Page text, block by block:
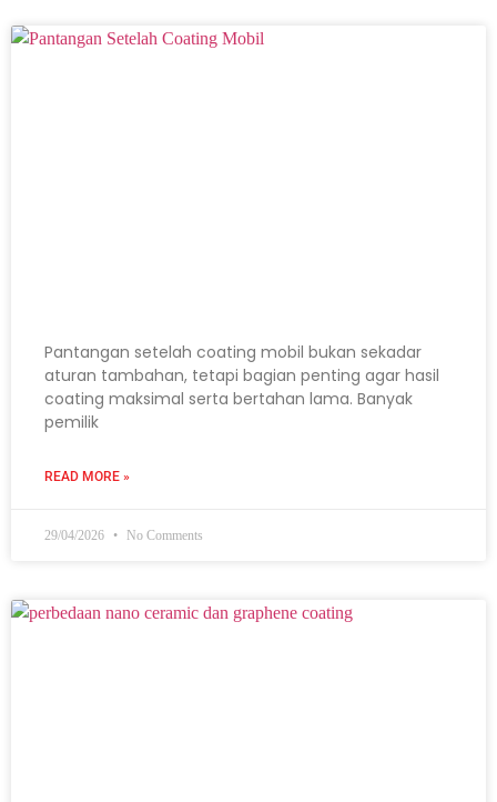
Pantangan setelah coating mobil bukan sekadar
aturan tambahan, tetapi bagian penting agar hasil
coating maksimal serta bertahan lama. Banyak
pemilik
READ MORE »
29/04/2026 No Comments